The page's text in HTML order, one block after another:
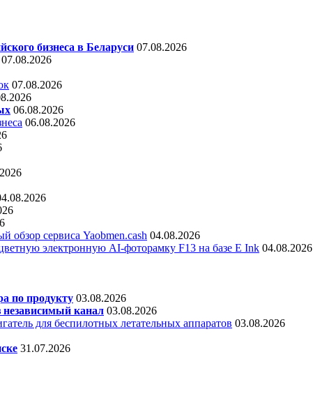
бизнеса в Беларуси 07.08.2026
07.08.2026
07.08.2026
06.08.2026
06.08.2026
обзор сервиса Yaobmen.cash 04.08.2026
электронную AI-фоторамку F13 на базе E Ink 04.08.2026
по продукту 03.08.2026
независимый канал 03.08.2026
для беспилотных летательных аппаратов 03.08.2026
31.07.2026